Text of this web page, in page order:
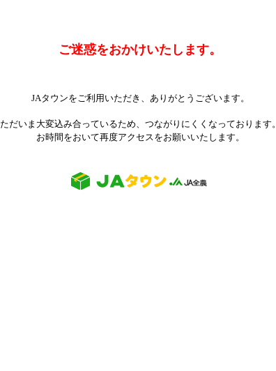
ご迷惑をおかけいたします。
JAタウンをご利用いただき、ありがとうございます。
ただいま大変込み合っているため、つながりにくくなっております。
お時間をおいて再度アクセスをお願いいたします。